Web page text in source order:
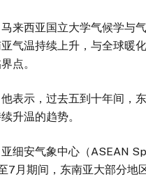
西亚国立大学气候学与气
气温持续上升，与全球暖
点。
示，过去五到十年间，东
升温的趋势。
安气象中心（ASEAN
7月期间，东南亚大部分地